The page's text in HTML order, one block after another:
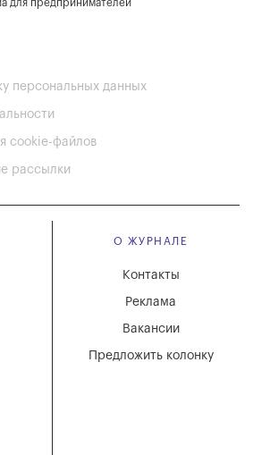
для предпринимателей
персональных данных
cookie-файлов
рассылки
О ЖУРНАЛЕ
Вакансии
Реклама
Контакты
Предложить колонку